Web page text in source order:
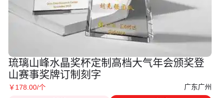
琉璃山峰水晶奖杯定制高档大气年会颁奖登
山赛事奖牌订制刻字
￥ 178 .00/个
广东广州